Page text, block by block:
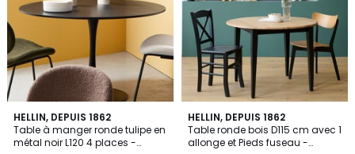
HELLIN, DEPUIS 1862
Table à manger ronde tulipe en
métal noir L120 4 places -
2
Couleurs
HELLIN, DEPUIS 1862
Table ronde bois D115 cm avec 1
allonge et Pieds fuseau -
3
Couleurs